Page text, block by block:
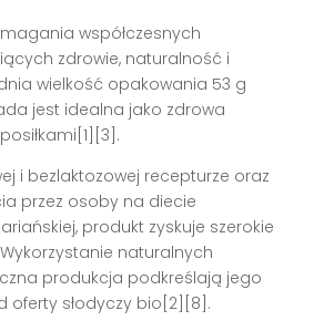
współczesnych
zdrowie, naturalność i
wielkość opakowania 53 g
jest idealna jako zdrowa
i bezlaktozowej recepturze oraz
przez osoby na diecie
produkt zyskuje szerokie
naturalnych
produkcja podkreślają jego
oferty słodyczy bio[2][8].